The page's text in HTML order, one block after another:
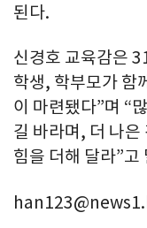
된다.
신경호 교육감은
학생, 학부모가 함
이 마련됐다”며 “
길 바라며, 더 나
힘을 더해 달라”고